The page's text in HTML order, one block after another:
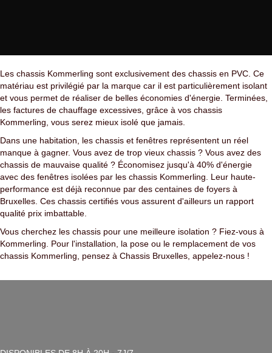
Les chassis Kommerling sont exclusivement des chassis en PVC. Ce
matériau est privilégié par la marque car il est particulièrement isolant
et vous permet de réaliser de belles économies d'énergie. Terminées,
les factures de chauffage excessives, grâce à vos chassis
Kommerling, vous serez mieux isolé que jamais.
Dans une habitation, les chassis et fenêtres représentent un réel
manque à gagner. Vous avez de trop vieux chassis ? Vous avez des
chassis de mauvaise qualité ? Économisez jusqu'à 40% d'énergie
avec des fenêtres isolées par les chassis Kommerling. Leur haute-
performance est déjà reconnue par des centaines de foyers à
Bruxelles. Ces chassis certifiés vous assurent d'ailleurs un rapport
qualité prix imbattable.
Vous cherchez les chassis pour une meilleure isolation ? Fiez-vous à
Kommerling. Pour l'installation, la pose ou le remplacement de vos
chassis Kommerling, pensez à Chassis Bruxelles, appelez-nous !